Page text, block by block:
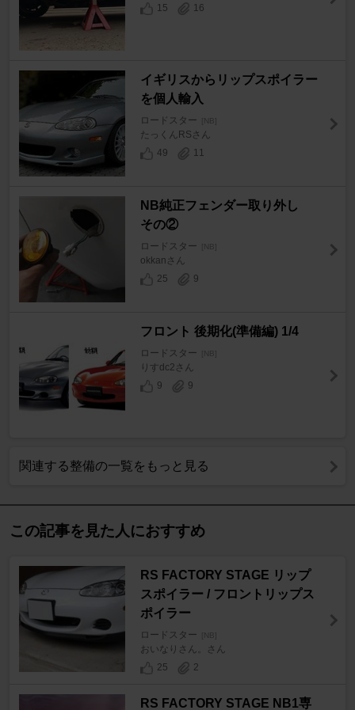
15
16
イギリスからリップスポイラー
を個人輸入
ロードスター [NB]
たっくんRSさん
49
11
NB純正フェンダー取り外し
その②
ロードスター [NB]
okkanさん
25
9
フロント 後期化(準備編) 1/4
ロードスター [NB]
りすdc2さん
9
9
関連する整備の一覧をもっと見る
この記事を見た人におすすめ
RS FACTORY STAGE リップ
スポイラー / フロントリップス
ポイラー
ロードスター [NB]
おいなりさん。さん
25
2
RS FACTORY STAGE NB1専